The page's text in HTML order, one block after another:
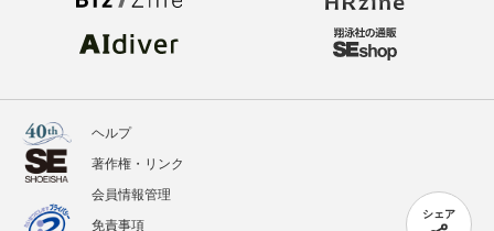
シェア
ヘルプ
著作権・リンク
会員情報管理
免責事項